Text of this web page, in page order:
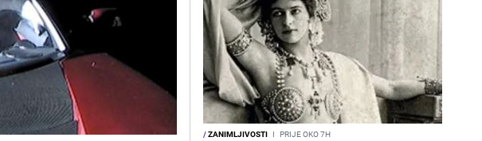
/ZANIMLJIVOSTI I PRIJE OKO 7H